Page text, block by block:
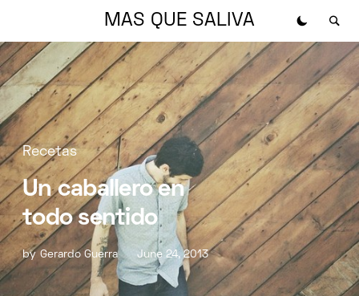
MAS QUE SALIVA
Recetas
Un caballero en
todo sentido
by Gerardo Guerra June 24, 2013